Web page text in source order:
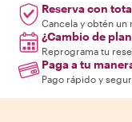
Reserva con
Cancela y obtén un
¿Cambio de
Reprograma tu
Paga a tu
Pago rápido y